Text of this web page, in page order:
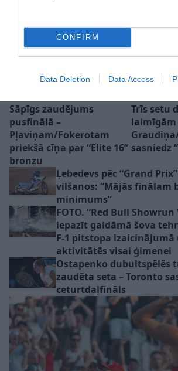
CONFIRM
Data Deletion Data Access
Sāpīgs zaudējums
pusfinālā –
Pļaviņam/Fokerotam
priekšā cīņa par “Elite 16”
bronzu
Trīs setu
laimīgām
sasniedz
Ļebedevs pēc “Grand
vilšanos: “Mājās finālam
minimums”
FOTO. “Red Bull
iepazīt gaidāmā šova
F-1 pitstopa izaicinājumā
aktivitātēs visai ģimenei
Ostapenko dubultspēlēs
zaudēta seta – Toronto
ceturtdaļfināls